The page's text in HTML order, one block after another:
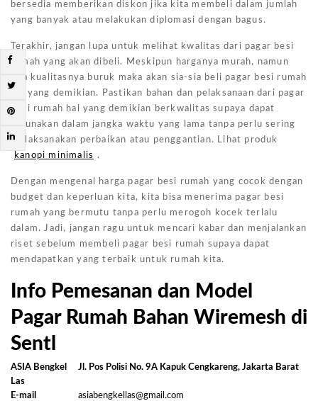
bersedia memberikan diskon jika kita membeli dalam jumlah
yang banyak atau melakukan diplomasi dengan bagus.
Terakhir, jangan lupa untuk melihat kwalitas dari pagar besi
rumah yang akan dibeli. Meskipun harganya murah, namun
bila kualitasnya buruk maka akan sia-sia beli pagar besi rumah
hal yang demikian. Pastikan bahan dan pelaksanaan dari pagar
besi rumah hal yang demikian berkwalitas supaya dapat
digunakan dalam jangka waktu yang lama tanpa perlu sering
melaksanakan perbaikan atau penggantian. Lihat produk
kanopi minimalis .
Dengan mengenal harga pagar besi rumah yang cocok dengan
budget dan keperluan kita, kita bisa menerima pagar besi
rumah yang bermutu tanpa perlu merogoh kocek terlalu
dalam. Jadi, jangan ragu untuk mencari kabar dan menjalankan
riset sebelum membeli pagar besi rumah supaya dapat
mendapatkan yang terbaik untuk rumah kita.
Info Pemesanan dan Model
Pagar Rumah Bahan Wiremesh di
Sentl
ASIA Bengkel
Las
Jl. Pos Polisi No. 9A Kapuk Cengkareng, Jakarta Barat
E-mail
asiabengkellas@gmail.com